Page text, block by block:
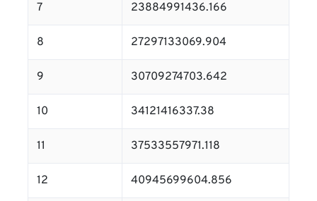
7 23884991436.166
8 27297133069.904
9 30709274703.642
10 34121416337.38
11 37533557971.118
12 40945699604.856